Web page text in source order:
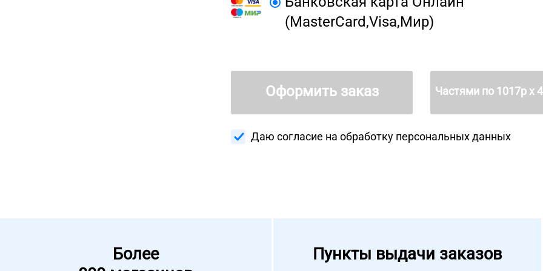
(MasterCard,Visa,Мир)
Оформить заказ Частями по 1017р х
Даю согласие на обработку персональных данных
Более
Пункты выдачи заказов